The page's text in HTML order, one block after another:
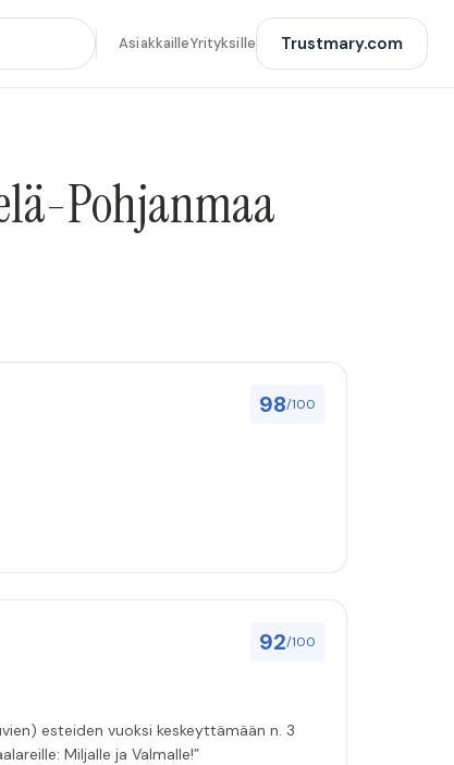
AsiakkailleYrityksille Trustmary.com
Pohjanmaa
98/100
92/100
esteiden vuoksi keskeyttämään n. 3
Miljalle ja Valmalle!”